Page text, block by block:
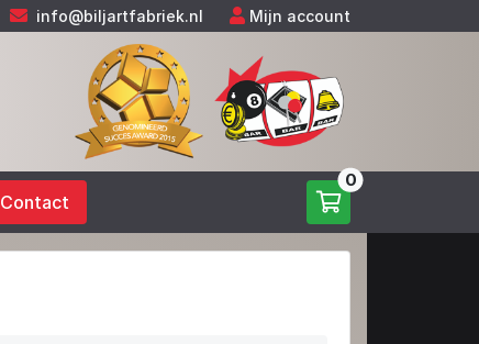
info@biljartfabriek.nl Mijn account
Contact
0